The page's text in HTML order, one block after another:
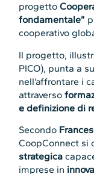
progetto
fondamentale”
cooperativo
Il progetto,
PICO), punta a
nell’affrontare i
attraverso
e definizione di
Secondo
CoopConnect si
strategica
imprese in